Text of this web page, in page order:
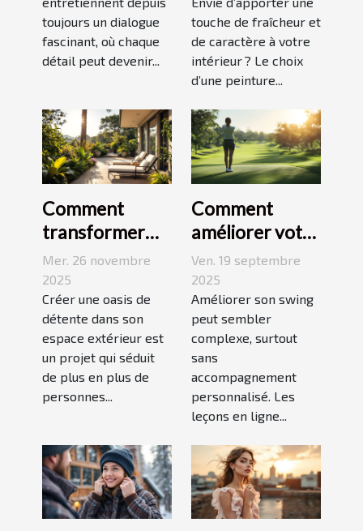
comme moyen
d'expression
toujours un dialogue
fascinant, où chaque
détail peut devenir...
dynamiser
votre espace ?
touche de fraîcheur et
de caractère à votre
intérieur ? Le choix
d’une peinture...
Comment
transformer
votre espace
extérieur en
oasis de
détente ?
Mer. 26 novembre
2025
Créer une oasis de
détente dans son
espace extérieur est
un projet qui séduit
de plus en plus de
personnes...
Comment
améliorer votre
swing avec des
leçons en ligne
Ven. 19 septembre
2025
Améliorer son swing
peut sembler
complexe, surtout
sans
accompagnement
personnalisé. Les
leçons en ligne...